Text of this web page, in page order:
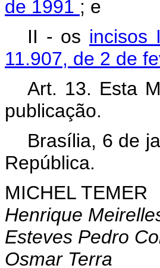
de 1991 ; e
II - os incisos I
11.907, de 2 de
Art. 13. Esta
publicação.
Brasília, 6 de
República.
MICHEL TEMER
Henrique
Esteves Pedro
Osmar Terra